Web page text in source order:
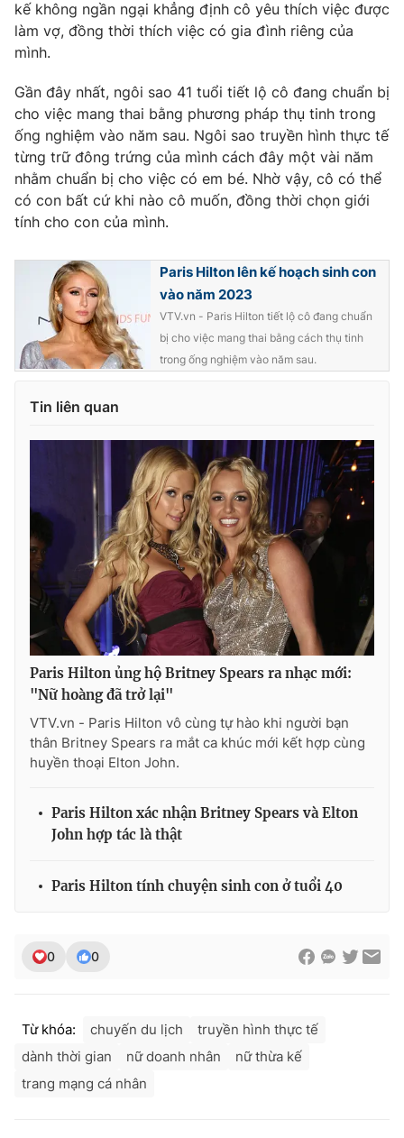
kế không ngần ngại khẳng định cô yêu thích việc được
làm vợ, đồng thời thích việc có gia đình riêng của
mình.
Gần đây nhất, ngôi sao 41 tuổi tiết lộ cô đang chuẩn bị
cho việc mang thai bằng phương pháp thụ tinh trong
ống nghiệm vào năm sau. Ngôi sao truyền hình thực tế
từng trữ đông trứng của mình cách đây một vài năm
nhằm chuẩn bị cho việc có em bé. Nhờ vậy, cô có thể
có con bất cứ khi nào cô muốn, đồng thời chọn giới
tính cho con của mình.
Paris Hilton lên kế hoạch sinh con
vào năm 2023
VTV.vn - Paris Hilton tiết lộ cô đang chuẩn
bị cho việc mang thai bằng cách thụ tinh
trong ống nghiệm vào năm sau.
Tin liên quan
Paris Hilton ủng hộ Britney Spears ra nhạc mới:
"Nữ hoàng đã trở lại"
VTV.vn - Paris Hilton vô cùng tự hào khi người bạn
thân Britney Spears ra mắt ca khúc mới kết hợp cùng
huyền thoại Elton John.
Paris Hilton xác nhận Britney Spears và Elton
John hợp tác là thật
Paris Hilton tính chuyện sinh con ở tuổi 40
0 0
Từ khóa: chuyến du lịch
truyền hình thực tế
dành thời gian
nữ doanh nhân
nữ thừa kế
trang mạng cá nhân